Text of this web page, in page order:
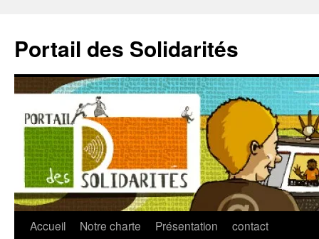
contenu
Portail des Solidarités
Accueil Notre charte Présentation contact